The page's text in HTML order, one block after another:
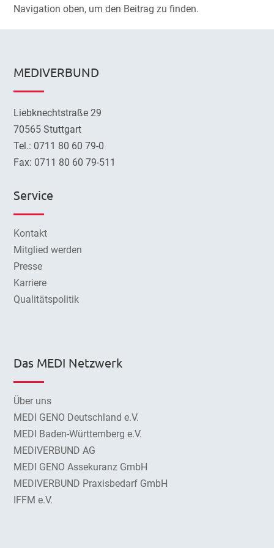
Navigation oben, um den Beitrag zu finden.
MEDIVERBUND
Liebknechtstraße 29
70565 Stuttgart
Tel.: 0711 80 60 79-0
Fax: 0711 80 60 79-511
Service
Kontakt
Mitglied werden
Presse
Karriere
Qualitätspolitik
Das MEDI Netzwerk
Über uns
MEDI GENO Deutschland e.V.
MEDI Baden-Württemberg e.V.
MEDIVERBUND AG
MEDI GENO Assekuranz GmbH
MEDIVERBUND Praxisbedarf GmbH
IFFM e.V.